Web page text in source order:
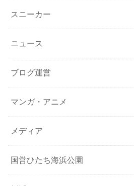
スニーカー
ニュース
ブログ運営
マンガ・アニメ
メディア
国営ひたち海浜公園